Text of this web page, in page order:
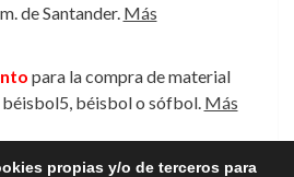
de Santander. Más
para la compra de material
béisbol o sófbol. Más
propias y/o de terceros para